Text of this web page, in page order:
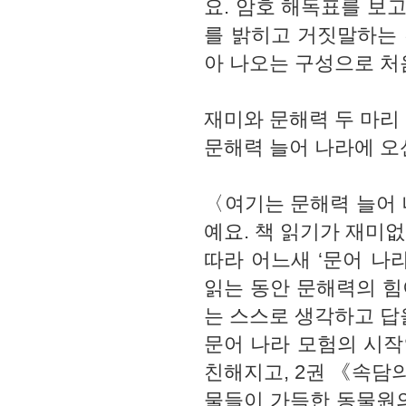
요. 암호 해독표를 보
를 밝히고 거짓말하
아 나오는 구성으로
재미와 문해력 두 마
문해력 늘어 나라에
〈여기는 문해력 늘
예요. 책 읽기가 재미
따라 어느새 ‘문어 나
읽는 동안 문해력의
는 스스로 생각하고
문어 나라 모험의 시
친해지고, 2권 《속담
물들이 가득한 동물